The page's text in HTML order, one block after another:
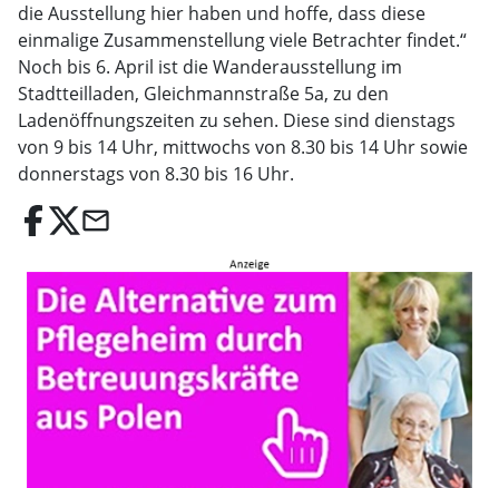
die Ausstellung hier haben und hoffe, dass diese
einmalige Zusammenstellung viele Betrachter findet.“
Noch bis 6. April ist die Wanderausstellung im
Stadtteilladen, Gleichmannstraße 5a, zu den
Ladenöffnungszeiten zu sehen. Diese sind dienstags
von 9 bis 14 Uhr, mittwochs von 8.30 bis 14 Uhr sowie
donnerstags von 8.30 bis 16 Uhr.
email